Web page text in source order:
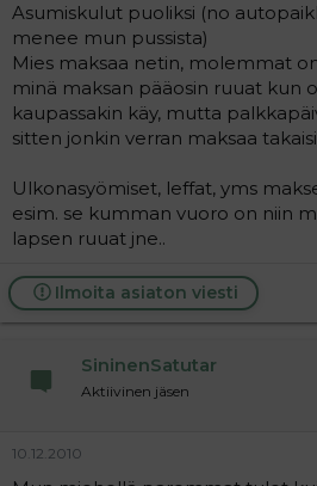
Asumiskulut puoliksi (no
menee mun pussista)
Mies maksaa netin, molemmat
minä maksan pääosin ruuat kun
kaupassakin käy, mutta
sitten jonkin verran maksaa
Ulkonasyömiset, leffat, yms
esim. se kumman vuoro on niin
lapsen ruuat jne..
Ilmoita asiaton viesti
SininenSatutar
Aktiivinen jäsen
10.12.2010